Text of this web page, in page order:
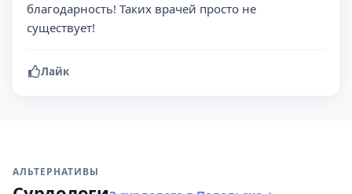
благодарность! Таких врачей просто не
существует!
Лайк
АЛЬТЕРНАТИВЫ